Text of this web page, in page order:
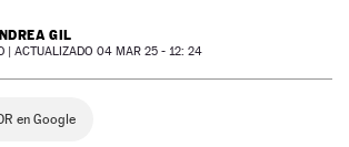
GIL
| ACTUALIZADO 04 MAR 25 - 12: 24
en Google